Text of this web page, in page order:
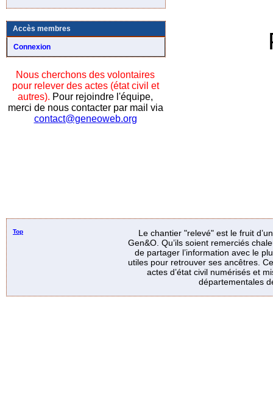
Accès membres
Connexion
Nous cherchons des volontaires
pour relever des actes (état civil et
autres). Pour rejoindre l'équipe,
merci de nous contacter par mail via
contact@geneoweb.org
Top
Le chantier "relevé" est le fruit
Gen&O. Qu’ils soient remerciés
de partager l’information avec le
utiles pour retrouver ses ancêtres.
actes d’état civil numérisés et
départementales